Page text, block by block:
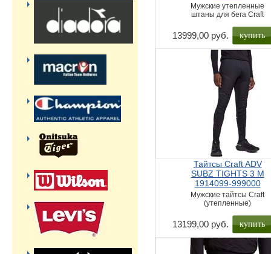
Мужские утепленные
штаны для бега Craft
13999,00 руб. купить
Тайтсы Craft ADV
SUBZ TIGHTS 3 M
1914099-999000
Мужские тайтсы Craft
(утепленные)
13199,00 руб. купить